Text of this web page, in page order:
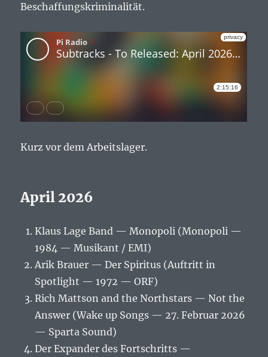
Beschaffungskriminalität.
Kurz vor dem Arbeitslager.
April 2026
Klaus Lage Band — Monopoli (Monopoli —
1984 — Musikant / EMI)
Arik Brauer — Der Spiritus (Auftritt in
Spotlight — 1972 — ORF)
Rich Mattson and the Northstars — Not the
Answer (Wake up Songs — 27. Februar 2026
— Sparta Sound)
Der Expander des Fortschritts —